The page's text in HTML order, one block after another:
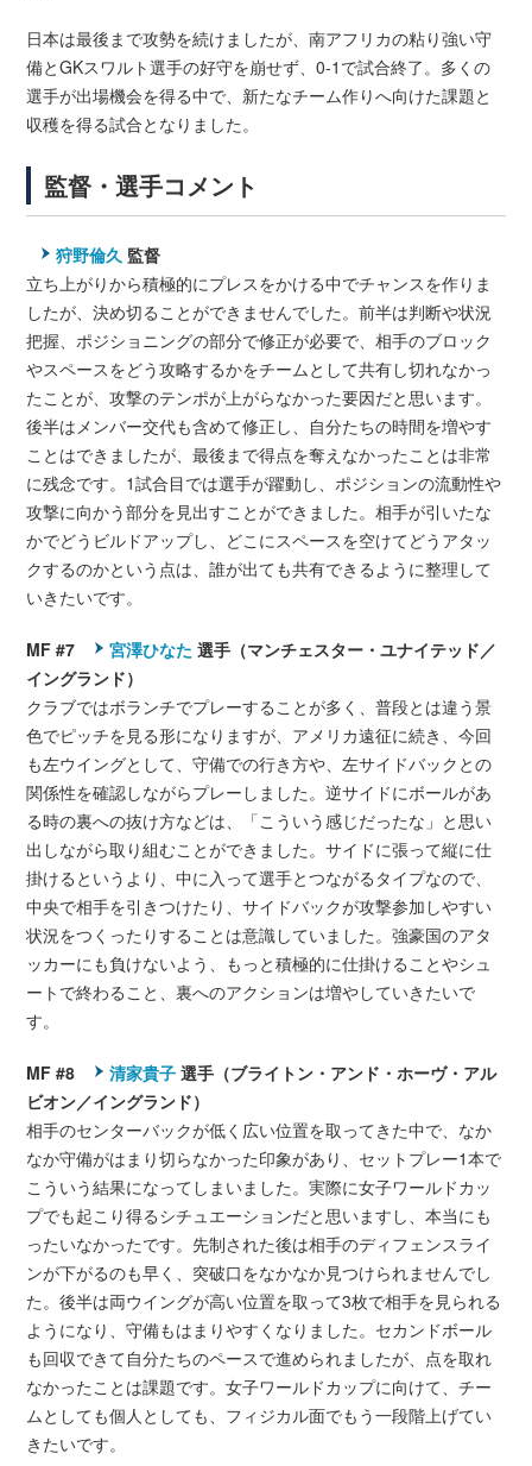
日本は最後まで攻勢を続けましたが、南アフリカの粘り強い守
備とGKスワルト選手の好守を崩せず、0-1で試合終了。多くの
選手が出場機会を得る中で、新たなチーム作りへ向けた課題と
収穫を得る試合となりました。
監督・選手コメント
狩野倫久 監督
立ち上がりから積極的にプレスをかける中でチャンスを作りま
したが、決め切ることができませんでした。前半は判断や状況
把握、ポジショニングの部分で修正が必要で、相手のブロック
やスペースをどう攻略するかをチームとして共有し切れなかっ
たことが、攻撃のテンポが上がらなかった要因だと思います。
後半はメンバー交代も含めて修正し、自分たちの時間を増やす
ことはできましたが、最後まで得点を奪えなかったことは非常
に残念です。1試合目では選手が躍動し、ポジションの流動性や
攻撃に向かう部分を見出すことができました。相手が引いたな
かでどうビルドアップし、どこにスペースを空けてどうアタッ
クするのかという点は、誰が出ても共有できるように整理して
いきたいです。
MF #7 宮澤ひなた 選手（マンチェスター・ユナイテッド／
イングランド）
クラブではボランチでプレーすることが多く、普段とは違う景
色でピッチを見る形になりますが、アメリカ遠征に続き、今回
も左ウイングとして、守備での行き方や、左サイドバックとの
関係性を確認しながらプレーしました。逆サイドにボールがあ
る時の裏への抜け方などは、「こういう感じだったな」と思い
出しながら取り組むことができました。サイドに張って縦に仕
掛けるというより、中に入って選手とつながるタイプなので、
中央で相手を引きつけたり、サイドバックが攻撃参加しやすい
状況をつくったりすることは意識していました。強豪国のアタ
ッカーにも負けないよう、もっと積極的に仕掛けることやシュ
ートで終わること、裏へのアクションは増やしていきたいで
す。
MF #8 清家貴子 選手（ブライトン・アンド・ホーヴ・アル
ビオン／イングランド）
相手のセンターバックが低く広い位置を取ってきた中で、なか
なか守備がはまり切らなかった印象があり、セットプレー1本で
こういう結果になってしまいました。実際に女子ワールドカッ
プでも起こり得るシチュエーションだと思いますし、本当にも
ったいなかったです。先制された後は相手のディフェンスライ
ンが下がるのも早く、突破口をなかなか見つけられませんでし
た。後半は両ウイングが高い位置を取って3枚で相手を見られる
ようになり、守備もはまりやすくなりました。セカンドボール
も回収できて自分たちのペースで進められましたが、点を取れ
なかったことは課題です。女子ワールドカップに向けて、チー
ムとしても個人としても、フィジカル面でもう一段階上げてい
きたいです。